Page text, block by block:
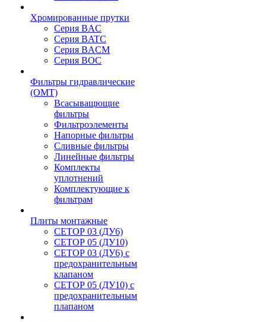
Хромированные прутки
Серия BAC
Серия BATC
Серия BACM
Серия BOC
Фильтры гидравлические
(OMT)
Всасыващющие
фильтры
Фильтроэлементы
Напорные фильтры
Сливные фильтры
Линейные фильтры
Комплекты
уплотнений
Комплектующие к
фильтрам
Плиты монтажные
CЕТОР 03 (ДУ6)
CЕТОР 05 (ДУ10)
CЕТОР 03 (ДУ6) с
предохранительным
клапаном
CЕТОР 05 (ДУ10) с
предохранительным
плапаном